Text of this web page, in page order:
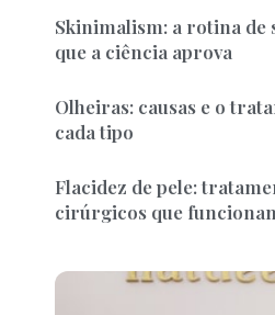
Skinimalism: a rotina de
que a ciência aprova
Olheiras: causas e o
cada tipo
Flacidez de pele:
cirúrgicos que